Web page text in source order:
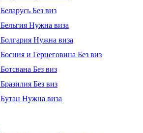
Беларусь Без виз
Бельгия Нужна виза
Болгария Нужна виза
Босния и Герцеговина Без виз
Ботсвана Без виз
Бразилия Без виз
Бутан Нужна виза